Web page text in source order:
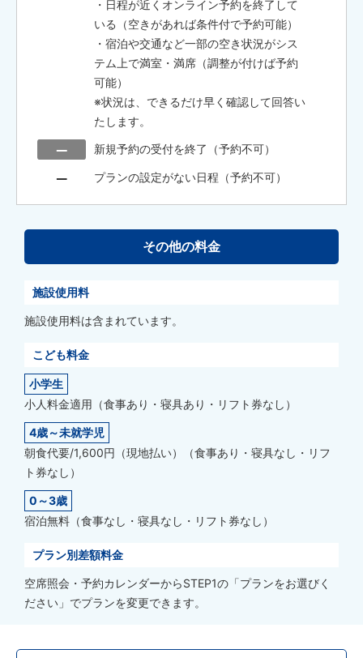
・日程が近くオンライン予約を終了して
いる（空きがあれば条件付で予約可能）
・宿泊や交通など一部の空き状況がシス
テム上で満室・満席（調整が付けば予約
可能）
※状況は、できるだけ早く確認して回答い
たします。
新規予約の受付を終了（予約不可）
プランの設定がない日程（予約不可）
その他の料金
施設使用料
施設使用料は含まれています。
こども料金
小学生
小人料金適用（食事あり・寝具あり・リフト券なし）
4歳～未就学児
朝食代要/1,600円（現地払い）（食事あり・寝具なし・リフ
ト券なし）
0～3歳
宿泊無料（食事なし・寝具なし・リフト券なし）
プラン別差額料金
空席照会・予約カレンダーからSTEP1の「プランをお選びく
ださい」でプランを変更できます。